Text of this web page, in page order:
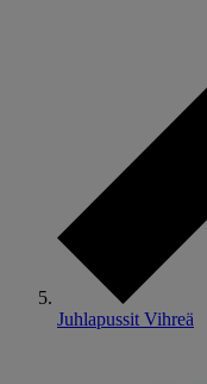
Juhlapussit Vihreä